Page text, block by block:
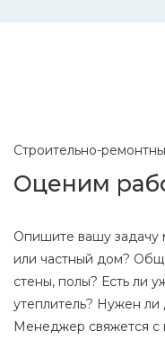
Строительно-
Оценим
Опишите вашу задачу
или частный дом?
стены, полы? Есть ли
утеплитель? Нужен ли
Менеджер свяжется с